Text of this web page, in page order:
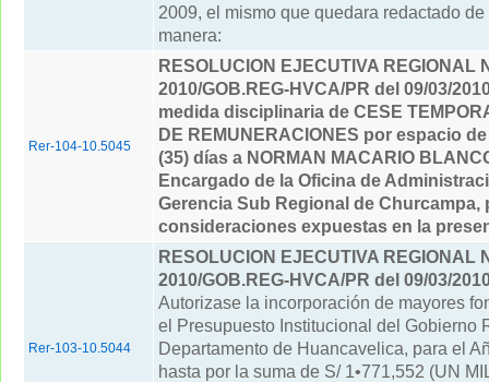
2009, el mismo que quedara redactado
manera:
Rer-104-10.5045
RESOLUCION EJECUTIVA REGIONAL
2010/GOB.REG-HVCA/PR del 09/03/
medida disciplinaria de CESE
DE REMUNERACIONES por espacio
(35) días a NORMAN MACARIO
Encargado de la Oficina de
Gerencia Sub Regional de Churcampa,
consideraciones expuestas en la
Rer-103-10.5044
RESOLUCION EJECUTIVA REGIONAL
2010/GOB.REG-HVCA/PR del 09/03/
Autorizase la incorporación de mayores
el Presupuesto Institucional del Gobierno
Departamento de Huancavelica, para el
hasta por la suma de S/ 1•771,552 (UN